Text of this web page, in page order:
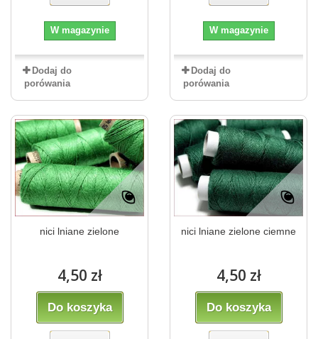
W magazynie
Dodaj do
porówania
W magazynie
Dodaj do
porówania
nici lniane zielone
4,50 zł
Do koszyka
nici lniane zielone ciemne
4,50 zł
Do koszyka